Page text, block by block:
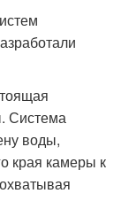
Система
воды,
края камеры к